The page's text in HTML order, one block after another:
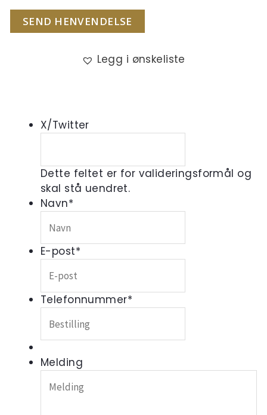
SEND HENVENDELSE
Legg i ønskeliste
X/Twitter
Dette feltet er for valideringsformål og
skal stå uendret.
Navn*
E-post*
Telefonnummer*
Melding